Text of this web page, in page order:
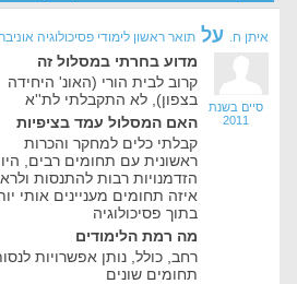
איתן ח. על תואר ראשון לימודי פסיכולוגיה
סיים בשנת
2011
מדוע בחרתי במסלול זה
קרוב לבית הורי (האונ' היחידה
בצפון), לא התקבלתי לת''א
האם המסלול עמד בציפיות
קבלתי כלים למחקר והכרות
ראשונית עם תחומים רבים, היו
הזדמנויות רבות להתנסות
איזה תחומים מעניינים אותי
בתוך פסיכולוגיה
מה רמת הלימודים
רחב, כולל, נותן אפשרויות
תחומים שונים